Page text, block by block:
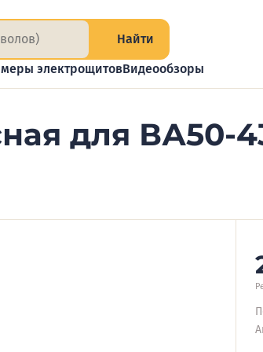
Найти
электрощитовВидеообзоры
для ВА50-